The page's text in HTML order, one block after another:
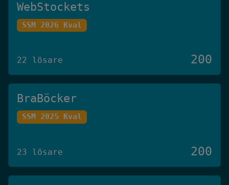
WebStockets
SSM 2026 Kval
22 lösare 200
BraBöcker
SSM 2025 Kval
23 lösare 200